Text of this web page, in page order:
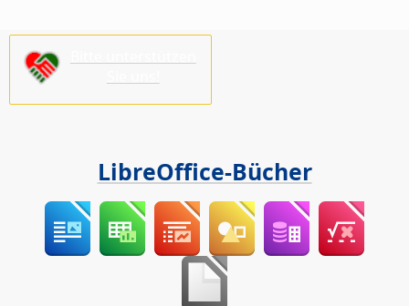
LibreOffice-Bücher